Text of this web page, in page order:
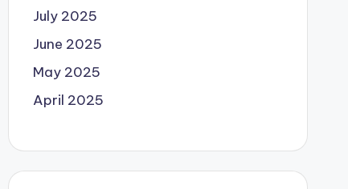
July 2025
June 2025
May 2025
April 2025